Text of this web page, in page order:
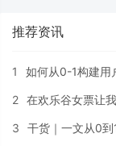
推荐资讯
1 如何从0-1构建用
2 在欢乐谷女票让
3 干货｜一文从0